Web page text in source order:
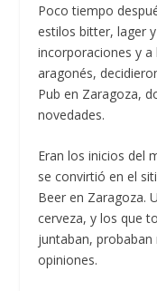
Poco tiempo
estilos bitter, lager
incorporaciones y a
aragonés,
Pub en Zaragoza,
novedades.
Eran los inicios del
se convirtió en el
Beer en Zaragoza.
cerveza, y los que
juntaban,
opiniones.